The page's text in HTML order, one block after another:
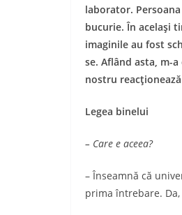
laborator.
bucurie. În acelaşi
imaginile au fost
se. Aflând asta, m-
nostru
Legea binelui
– Care e aceea?
– Înseamnă că
prima întrebare.